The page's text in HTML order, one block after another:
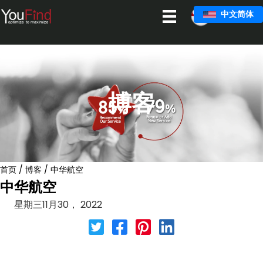
跳
至
容
中文简体
博客
首页 / 博客 / 中华航空
中华航空
星期三11月30， 2022